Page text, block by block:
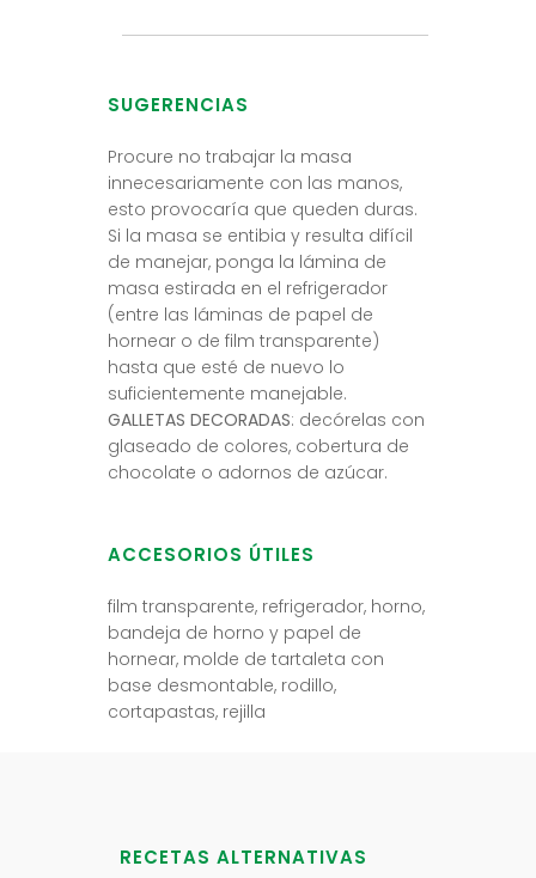
SUGERENCIAS
Procure no trabajar la masa
innecesariamente con las manos,
esto provocaría que queden duras.
Si la masa se entibia y resulta difícil
de manejar, ponga la lámina de
masa estirada en el refrigerador
(entre las láminas de papel de
hornear o de film transparente)
hasta que esté de nuevo lo
suficientemente manejable.
GALLETAS DECORADAS: decórelas con
glaseado de colores, cobertura de
chocolate o adornos de azúcar.
ACCESORIOS ÚTILES
film transparente, refrigerador, horno,
bandeja de horno y papel de
hornear, molde de tartaleta con
base desmontable, rodillo,
cortapastas, rejilla
RECETAS ALTERNATIVAS